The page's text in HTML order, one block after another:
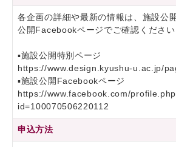
各企画の詳細や最新の情報は、施設公
公開Facebookページでご確認ください
▪施設公開特別ページ
https://www.design.kyushu-u.ac.jp/
▪施設公開Facebookページ
https://www.facebook.com/
id=100070506220112
申込方法